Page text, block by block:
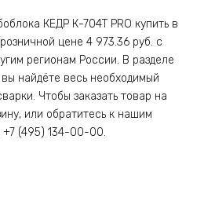
КЕДР К-704Т PRO купить в
цене 4 973.36 руб. с
регионам России. В разделе
найдёте весь необходимый
Чтобы заказать товар на
или обратитесь к нашим
(495) 134-00-00.